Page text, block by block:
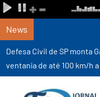
News
Defesa Civil de SP monta
ventania de até 100 km/h